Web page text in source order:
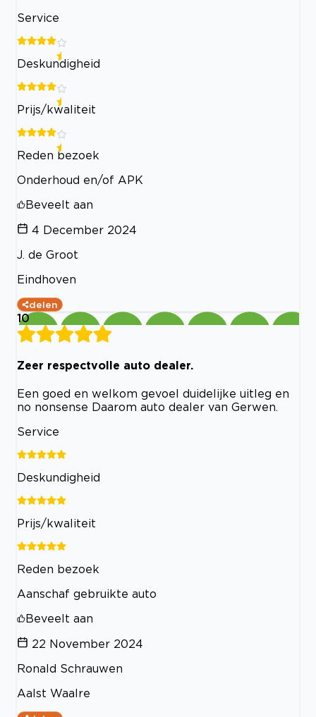
Service
Deskundigheid
Prijs/kwaliteit
Reden bezoek
Onderhoud en/of APK
Beveelt aan
4 December 2024
J. de Groot
Eindhoven
delen
10
Zeer respectvolle auto dealer.
Een goed en welkom gevoel duidelijke uitleg en
no nonsense Daarom auto dealer van Gerwen.
Service
Deskundigheid
Prijs/kwaliteit
Reden bezoek
Aanschaf gebruikte auto
Beveelt aan
22 November 2024
Ronald Schrauwen
Aalst Waalre